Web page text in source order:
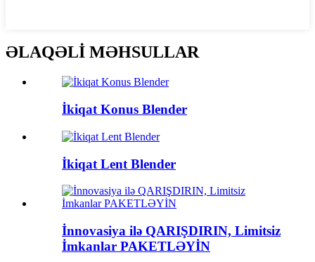
ƏLAQƏLİ MƏHSULLAR
İkiqat Konus Blender
İkiqat Lent Blender
İnnovasiya ilə QARIŞDIRIN, Limitsiz
İmkanlar PAKETLƏYİN